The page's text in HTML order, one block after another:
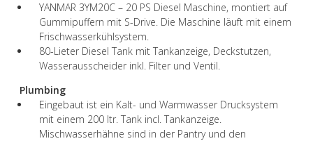
YANMAR 3YM20C – 20 PS Diesel Maschine, montiert auf
Gummipuffern mit S-Drive. Die Maschine läuft mit einem
Frischwasserkühlsystem.
80-Lieter Diesel Tank mit Tankanzeige, Deckstutzen,
Wasserausscheider inkl. Filter und Ventil.
Plumbing
Eingebaut ist ein Kalt- und Warmwasser Drucksystem
mit einem 200 ltr. Tank incl. Tankanzeige.
Mischwasserhähne sind in der Pantry und den